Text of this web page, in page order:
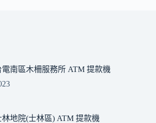
南區木柵服務所 ATM 提款機
地院(士林區) ATM 提款機